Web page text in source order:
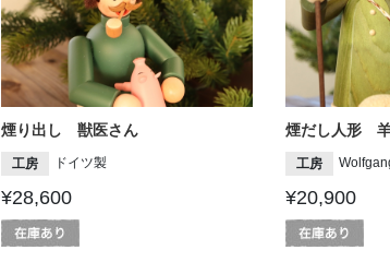
煙り出し 獣医さん
工房 ドイツ製
¥28,600
煙だし人形
工房
¥20,900